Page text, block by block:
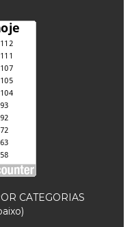
CATEGORIAS